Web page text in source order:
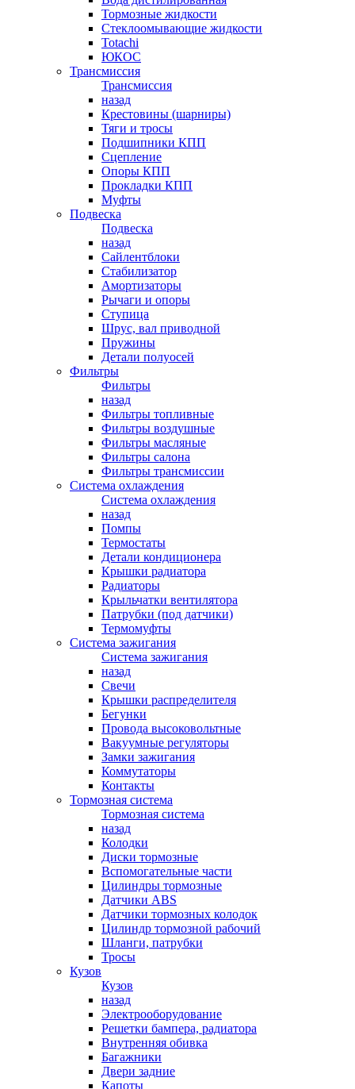
Тормозные жидкости
Стеклоомывающие жидкости
Totachi
ЮКОС
Трансмиссия
Трансмиссия
назад
Крестовины (шарниры)
Тяги и тросы
Подшипники КПП
Сцепление
Опоры КПП
Прокладки КПП
Муфты
Подвеска
Подвеска
назад
Сайлентблоки
Стабилизатор
Амортизаторы
Рычаги и опоры
Ступица
Шрус, вал приводной
Пружины
Детали полуосей
Фильтры
Фильтры
назад
Фильтры топливные
Фильтры воздушные
Фильтры масляные
Фильтры салона
Фильтры трансмиссии
Система охлаждения
Система охлаждения
назад
Помпы
Термостаты
Детали кондиционера
Крышки радиатора
Радиаторы
Крыльчатки вентилятора
Патрубки (под датчики)
Термомуфты
Система зажигания
Система зажигания
назад
Свечи
Крышки распределителя
Бегунки
Провода высоковольтные
Вакуумные регуляторы
Замки зажигания
Коммутаторы
Контакты
Тормозная система
Тормозная система
назад
Колодки
Диски тормозные
Вспомогательные части
Цилиндры тормозные
Датчики ABS
Датчики тормозных колодок
Цилиндр тормозной рабочий
Шланги, патрубки
Тросы
Кузов
Кузов
назад
Электрооборудование
Решетки бампера, радиатора
Внутренняя обивка
Багажники
Двери задние
Капоты